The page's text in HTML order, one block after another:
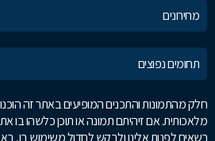
מחירונים
תחומים נפוצים
חלק מהתמונות והתכנים המופיעים באתר זה
מלאכותית. אם זיהיתם תמונה או תוכן כלשהו בו
רשאים לפנות אלינו ולבקש לחדול משימוש בו,